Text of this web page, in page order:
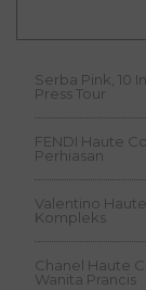
Serba Pink, 10
Press Tour
FENDI Haute
Perhiasan
Valentino
Kompleks
Chanel Haute
Wanita Prancis